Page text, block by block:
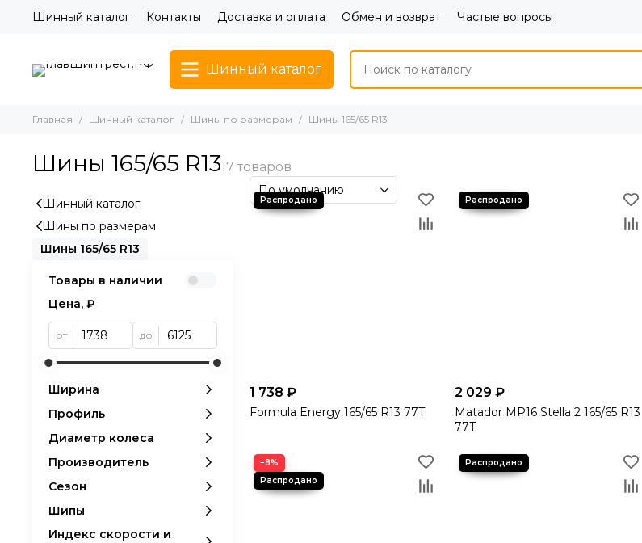
Шинный каталог Контакты Доставка и оплата Обмен и возврат Частые вопросы
Шинный каталог
Главная Шинный каталог Шины по размерам Шины 165/65 R13
Шины 165/65 R13
1 738 ₽
Formula Energy 165/65 R13 77T
2 029 ₽
Matador MP16 Stella 2 165/65 R13
77T
−8%
Шинный каталог
Шины по размерам
Шины 165/65 R13
Товары в наличии
Цена, ₽
от до
Ширина
Профиль
Диаметр колеса
Производитель
Сезон
Шипы
Индекс скорости и